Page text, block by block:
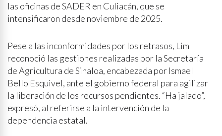
las oficinas de SADER en Culiacán, que se
intensificaron desde noviembre de 2025.
Pese a las inconformidades por los retrasos, Lim
reconoció las gestiones realizadas por la Secretaría
de Agricultura de Sinaloa, encabezada por Ismael
Bello Esquivel, ante el gobierno federal para agilizar
la liberación de los recursos pendientes. “Ha jalado”,
expresó, al referirse a la intervención de la
dependencia estatal.